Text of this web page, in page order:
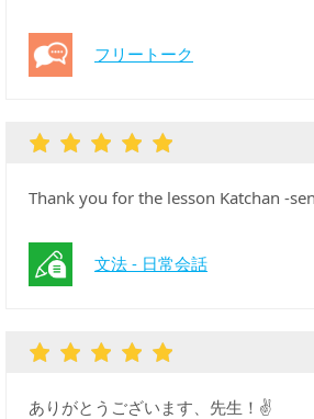
フリートーク
Thank you for the lesson Katchan -
文法 - 日常会話
ありがとうございます、先生！✌️